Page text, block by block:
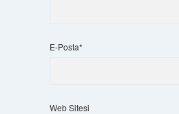
E-Posta*
Web Sitesi